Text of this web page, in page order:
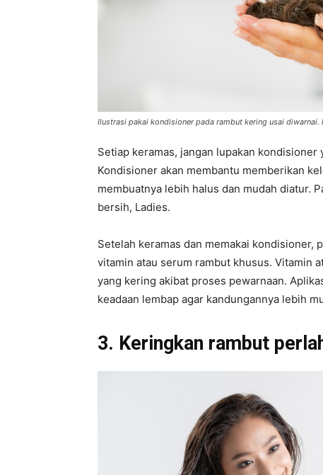
Ilustrasi pakai kondisioner pada rambut kering usai diwarnai.
Setiap keramas, jangan lupakan
Kondisioner akan membantu memberikan
membuatnya lebih halus dan mudah diatur.
bersih, Ladies.
Setelah keramas dan memakai kondisioner,
vitamin atau serum rambut khusus. Vitamin
yang kering akibat proses pewarnaan.
keadaan lembap agar kandungannya lebih
3. Keringkan rambut